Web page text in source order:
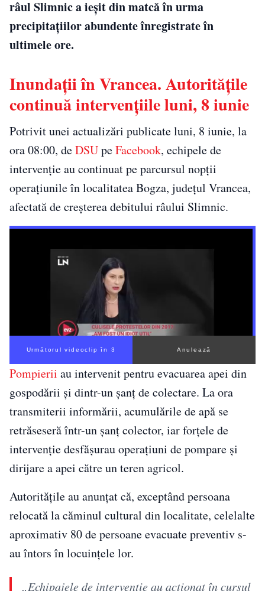
râul Slimnic a ieșit din matcă în urma
precipitațiilor abundente înregistrate în
ultimele ore.
Inundații în Vrancea. Autoritățile
continuă intervențiile luni, 8 iunie
Potrivit unei actualizări publicate luni, 8 iunie, la
ora 08:00, deDSUpeFacebook, echipele de
intervenție au continuat pe parcursul nopții
operațiunile în localitatea Bogza, județul Vrancea,
afectată de creșterea debitului râului Slimnic.
Următorul videoclip în 2 Anulează
Pompierii au intervenit pentru evacuarea apei din
gospodării și dintr-un șanț de colectare. La ora
transmiterii informării, acumulările de apă se
retrăseseră într-un șanț colector, iar forțele de
intervenție desfășurau operațiuni de pompare și
dirijare a apei către un teren agricol.
Autoritățile au anunțat că, exceptând persoana
relocată la căminul cultural din localitate, celelalte
aproximativ 80 de persoane evacuate preventiv s-
au întors în locuințele lor.
„Echipajele de intervenție au acționat în cursul